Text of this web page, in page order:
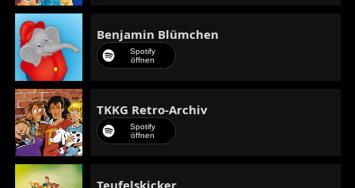
Benjamin Blümchen
Spotify
öffnen
TKKG Retro-Archiv
Spotify
öffnen
Teufelskicker